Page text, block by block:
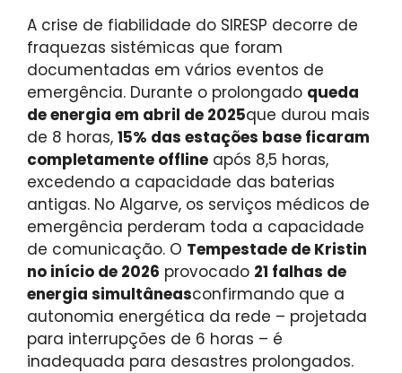
A crise de fiabilidade do SIRESP decorre de
fraquezas sistémicas que foram
documentadas em vários eventos de
emergência. Durante o prolongado queda
de energia em abril de 2025que durou mais
de 8 horas, 15% das estações base ficaram
completamente offline após 8,5 horas,
excedendo a capacidade das baterias
antigas. No Algarve, os serviços médicos de
emergência perderam toda a capacidade
de comunicação. O Tempestade de Kristin
no início de 2026 provocado 21 falhas de
energia simultâneasconfirmando que a
autonomia energética da rede – projetada
para interrupções de 6 horas – é
inadequada para desastres prolongados.